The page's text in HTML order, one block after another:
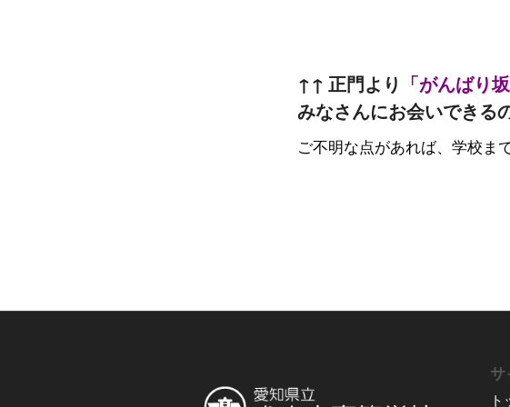
↑↑ 正門より 「がんばり坂
みなさんにお会いできる
ご不明な点があれば、学校ま
ト